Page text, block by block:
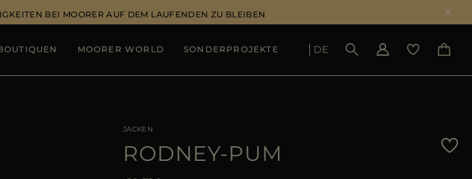
BEI MOORER AUF DEM LAUFENDEN ZU BLEIBEN
ERGEBNISSE ANSEHEN
MOORER WORLD SONDERPROJEKTE DE
JACKEN
RODNEY-PUM